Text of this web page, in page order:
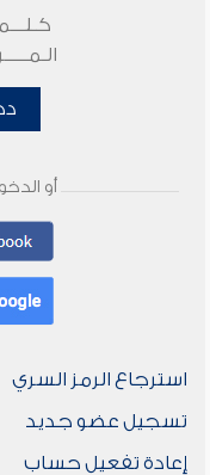
أو
استرجاع الرمز السري
تسجيل عضو جديد
إعادة تفعيل حساب